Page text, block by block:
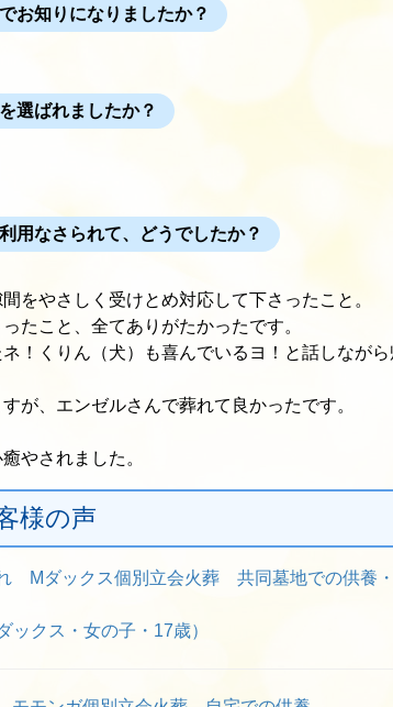
お知りになりましたか？
選ばれましたか？
用なさられて、どうでしたか？
をやさしく受けとめ対応して下さったこと。
たこと、全てありがたかったです。
！くりん（犬）も喜んでいるヨ！と話しながら
が、エンゼルさんで葬れて良かったです。
やされました。
様の声
Mダックス個別立会火葬 共同墓地での供養
ックス・女の子・17歳）